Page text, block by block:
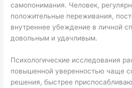
самопонимания. Человек,
положительные переживания,
внутреннее убеждение в личной
довольным и удачливым.
Психологические исследования
повышенной уверенностью чаще
решения, быстрее